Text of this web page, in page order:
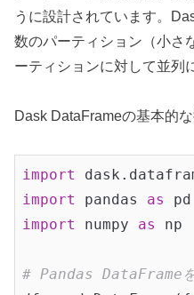
うに設計されています。
数のパーティション（小さ
ーティションに対して並列
Dask DataFrameの基本的
import
import
pandas as
import
numpy as np
# Pandas DataFrame